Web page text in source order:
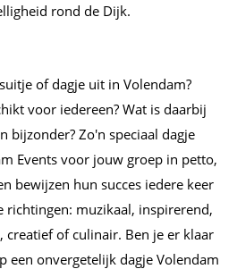
rond de Dijk.
of dagje uit in Volendam?
voor iedereen? Wat is daarbij
bijzonder? Zo'n speciaal dagje
Events voor jouw groep in petto,
bewijzen hun succes iedere keer
richtingen: muzikaal, inspirerend,
of culinair. Ben je er klaar
een onvergetelijk dagje Volendam